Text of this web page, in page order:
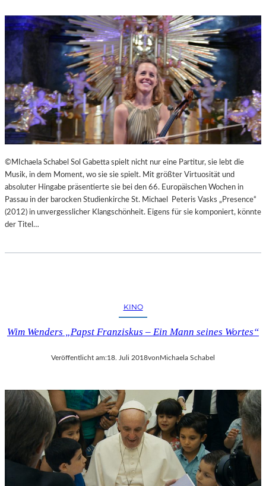
©MIchaela Schabel Sol Gabetta spielt nicht nur eine Partitur, sie lebt die
Musik, in dem Moment, wo sie sie spielt. Mit größter Virtuosität und
absoluter Hingabe präsentierte sie bei den 66. Europäischen Wochen in
Passau in der barocken Studienkirche St. Michael Peteris Vasks „Presence“
(2012) in unvergesslicher Klangschönheit. Eigens für sie komponiert, könnte
der Titel…
KINO
Wim Wenders „Papst Franziskus – Ein Mann seines Wortes“
Veröffentlicht am:18. Juli 2018vonMichaela Schabel